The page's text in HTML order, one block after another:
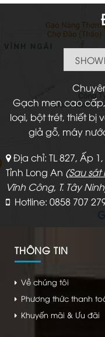
Gạch men cao
loại, bột trét, thiết bị
giả gỗ, máy
Địa chỉ: TL 827, Ấp
Tỉnh Long An (Sau
Vĩnh Công, T. Tây
Hotline: 0858 707
THÔNG TIN
Về chúng tôi
Phương thức thanh
Khuyến mãi & Ưu đãi